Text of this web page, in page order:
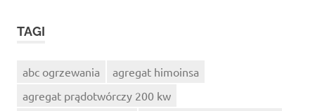
TAGI
abc ogrzewania
agregat himoinsa
agregat prądotwórczy 200 kw